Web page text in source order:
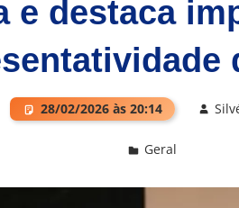
e destaca
28/02/2026 às 20:14